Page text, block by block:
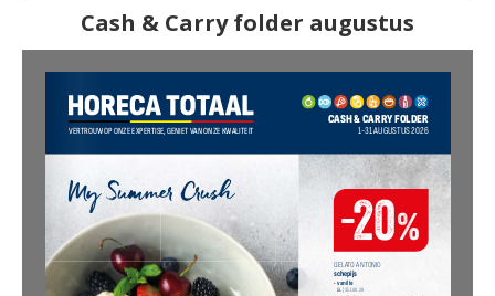
Cash & Carry folder augustus